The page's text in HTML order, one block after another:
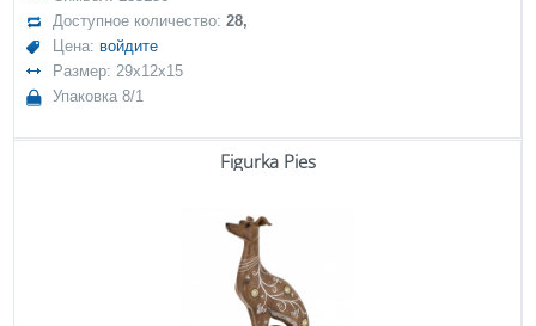
Доступное количество:28,
Цена: войдите
Размер: 29x12x15
Упаковка 8/1
Figurka Pies